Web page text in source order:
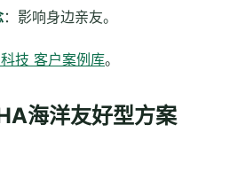
：影响身边亲友。
技 客户案例库。
海洋友好型方案